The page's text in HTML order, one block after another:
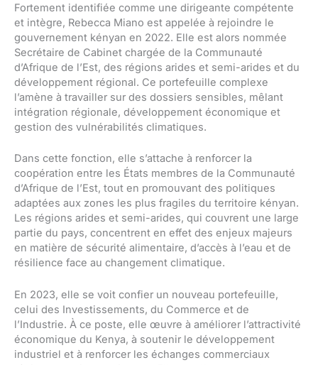
Fortement identifiée comme une dirigeante compétente
et intègre, Rebecca Miano est appelée à rejoindre le
gouvernement kényan en 2022. Elle est alors nommée
Secrétaire de Cabinet chargée de la Communauté
d’Afrique de l’Est, des régions arides et semi-arides et du
développement régional. Ce portefeuille complexe
l’amène à travailler sur des dossiers sensibles, mêlant
intégration régionale, développement économique et
gestion des vulnérabilités climatiques.
Dans cette fonction, elle s’attache à renforcer la
coopération entre les États membres de la Communauté
d’Afrique de l’Est, tout en promouvant des politiques
adaptées aux zones les plus fragiles du territoire kényan.
Les régions arides et semi-arides, qui couvrent une large
partie du pays, concentrent en effet des enjeux majeurs
en matière de sécurité alimentaire, d’accès à l’eau et de
résilience face au changement climatique.
En 2023, elle se voit confier un nouveau portefeuille,
celui des Investissements, du Commerce et de
l’Industrie. À ce poste, elle œuvre à améliorer l’attractivité
économique du Kenya, à soutenir le développement
industriel et à renforcer les échanges commerciaux